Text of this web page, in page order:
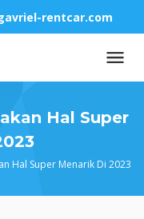
rentcar.com
Hal Super
Hal Super Menarik Di 2023